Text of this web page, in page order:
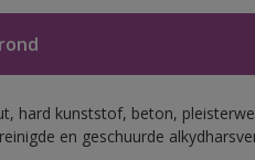
hard kunststof, beton,
en geschuurde